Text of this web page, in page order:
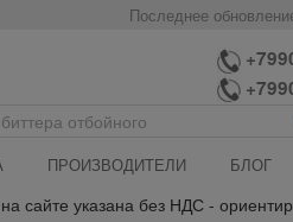
Последнее
ПРОИЗВОДИТЕЛИ БЛОГ
сайте указана без НДС -